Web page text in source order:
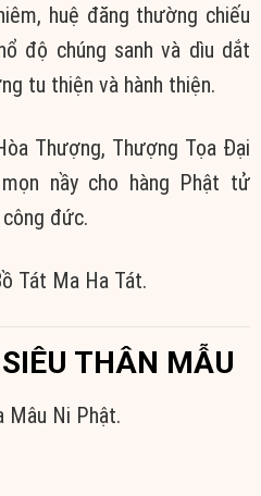
huệ đăng thường chiếu
độ chúng sanh và dìu dắt
tu thiện và hành thiện.
Thượng, Thượng Tọa Đại
nầy cho hàng Phật tử
đức.
Tát Ma Ha Tát.
THÂN MẪU
Mâu Ni Phật.